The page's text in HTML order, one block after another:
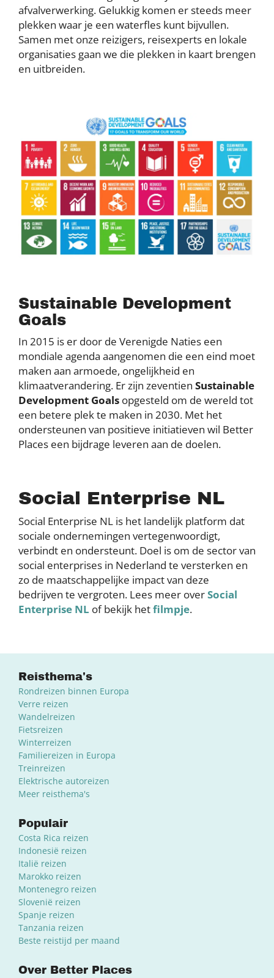
afvalverwerking. Gelukkig komen er steeds meer
plekken waar je een waterfles kunt bijvullen.
Samen met onze reizigers, reisexperts en lokale
organisaties gaan we die plekken in kaart brengen
en uitbreiden.
Sustainable Development
Goals
In 2015 is er door de Verenigde Naties een
mondiale agenda aangenomen die een eind moet
maken aan armoede, ongelijkheid en
klimaatverandering. Er zijn zeventien Sustainable
Development Goals opgesteld om de wereld tot
een betere plek te maken in 2030. Met het
ondersteunen van positieve initiatieven wil Better
Places een bijdrage leveren aan de doelen.
Social Enterprise NL
Social Enterprise NL is het landelijk platform dat
sociale ondernemingen vertegenwoordigt,
verbindt en ondersteunt. Doel is om de sector van
social enterprises in Nederland te versterken en
zo de maatschappelijke impact van deze
bedrijven te vergroten. Lees meer overSocial
Enterprise NL of bekijk hetfilmpje.
Reisthema's
Rondreizen binnen Europa
Verre reizen
Wandelreizen
Fietsreizen
Winterreizen
Familiereizen in Europa
Treinreizen
Elektrische autoreizen
Meer reisthema's
Populair
Costa Rica reizen
Indonesië reizen
Italië reizen
Marokko reizen
Montenegro reizen
Slovenië reizen
Spanje reizen
Tanzania reizen
Beste reistijd per maand
Over Better Places